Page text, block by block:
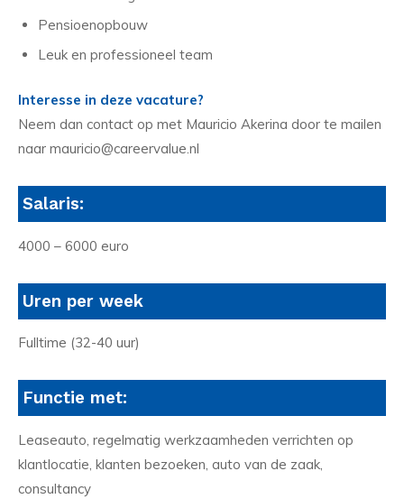
Pensioenopbouw
Leuk en professioneel team
Interesse in deze vacature?
Neem dan contact op met Mauricio Akerina door te mailen
naar mauricio@careervalue.nl
Salaris:
4000 – 6000 euro
Uren per week
Fulltime (32-40 uur)
Functie met:
Leaseauto, regelmatig werkzaamheden verrichten op
klantlocatie, klanten bezoeken, auto van de zaak,
consultancy